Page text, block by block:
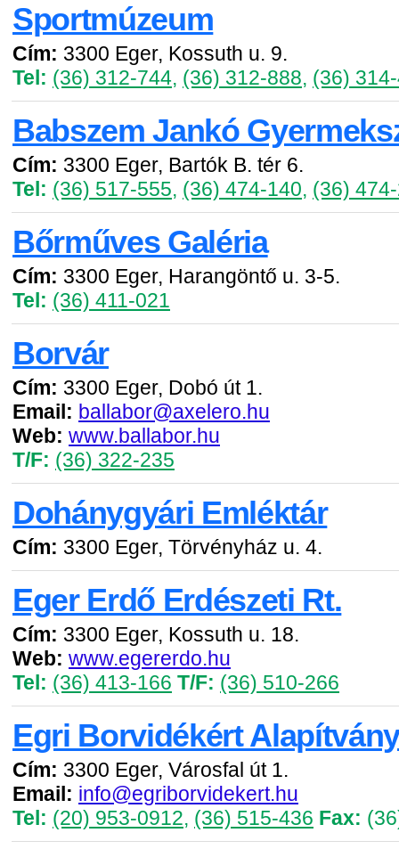
Sportmúzeum
Cím: 3300 Eger, Kossuth u. 9.
Tel: (36) 312-744, (36) 312-888, (36)
Babszem Jankó
Cím: 3300 Eger, Bartók B. tér 6.
Tel: (36) 517-555, (36) 474-140, (36)
Bőrműves Galéria
Cím: 3300 Eger, Harangöntő u. 3-5.
Tel: (36) 411-021
Borvár
Cím: 3300 Eger, Dobó út 1.
Email: ballabor@axelero.hu
Web: www.ballabor.hu
T/F: (36) 322-235
Dohánygyári Emléktár
Cím: 3300 Eger, Törvényház u. 4.
Eger Erdő Erdészeti Rt.
Cím: 3300 Eger, Kossuth u. 18.
Web: www.egererdo.hu
Tel: (36) 413-166 T/F: (36) 510-266
Egri Borvidékért Alapítvány
Cím: 3300 Eger, Városfal út 1.
Email: info@egriborvidekert.hu
Tel: (20) 953-0912, (36) 515-436 Fax: